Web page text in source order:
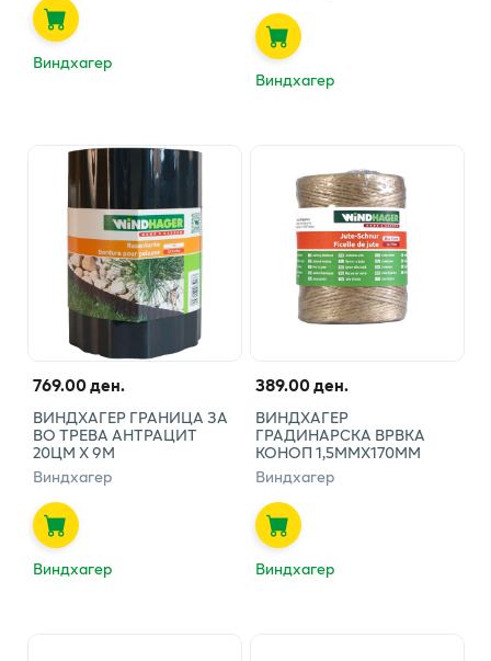
Виндхагер
Виндхагер
769.00 ден.
ВИНДХАГЕР ГРАНИЦА ЗА
ВО ТРЕВА АНТРАЦИТ
20ЦМ Х 9М
Виндхагер
Виндхагер
389.00 ден.
ВИНДХАГЕР
ГРАДИНАРСКА ВРВКА
КОНОП 1,5ММХ170ММ
Виндхагер
Виндхагер